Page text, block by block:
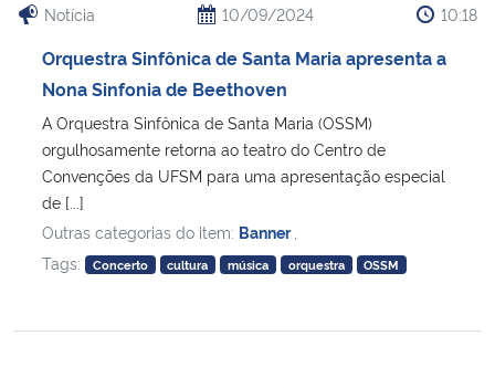
Notícia 10/09/2024 10:18
Orquestra Sinfônica de Santa Maria apresenta a
Nona Sinfonia de Beethoven
A Orquestra Sinfônica de Santa Maria (OSSM)
orgulhosamente retorna ao teatro do Centro de
Convenções da UFSM para uma apresentação especial
de [...]
Outras categorias do item: Banner
Tags:
Concerto cultura música orquestra OSSM